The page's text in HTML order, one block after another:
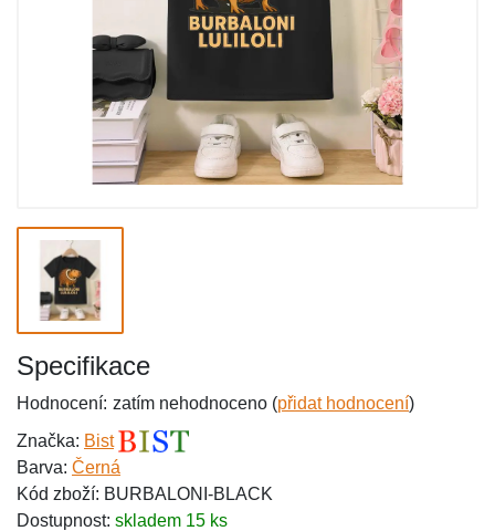
Specifikace
Hodnocení: zatím nehodnoceno (přidat hodnocení)
Značka: Bist
Barva: Černá
Kód zboží: BURBALONI-BLACK
Dostupnost: skladem 15 ks